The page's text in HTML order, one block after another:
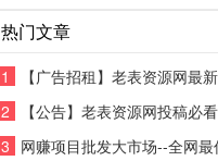
热门文章
1
【广告招租】老表资源网最
2
【公告】老表资源网投稿必
3 网赚项目批发大市场--全网最